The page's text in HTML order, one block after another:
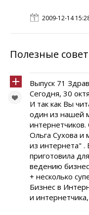
2009-12-14
Полезные
Выпуск 71
Сегодня, 30
И так как Вы
один из нашей
Ольга Сухова и
из интернета" .
приготовила
ведению
+ несколько
Бизнес в
и интернетчика,